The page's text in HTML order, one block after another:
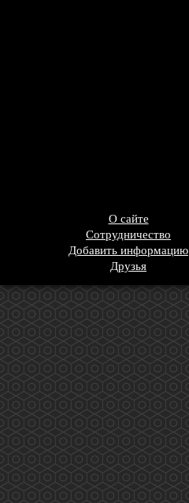
О сайте
Сотрудничество
Добавить информацию
Друзья